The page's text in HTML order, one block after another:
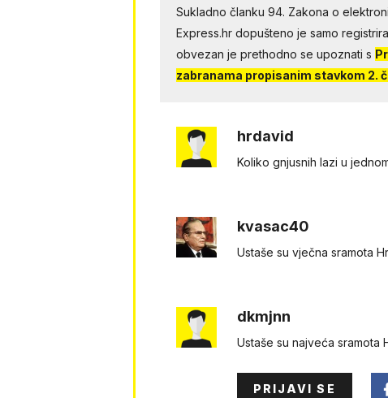
Sukladno članku 94. Zakona o
Express.hr dopušteno je samo
obvezan je prethodno se upoznati s
zabranama propisanim stavkom 2.
hrdavid
Koliko gnjusnih lazi u
kvasac40
Ustaše su vječna sramota
dkmjnn
Ustaše su najveća sramota
PRIJAVI SE